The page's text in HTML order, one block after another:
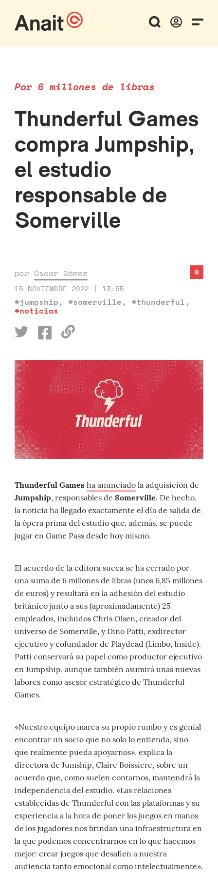
Por 6 millones de libras
Thunderful Games
compra Jumpship,
el estudio
responsable de
Somerville
por Óscar Gómez
15 NOVIEMBRE 2022 | 13:55
#jumpship, #somerville, #thunderful,
#noticias
0
Thunderful Games ha anunciado la adquisición de
Jumpship, responsables de Somerville. De hecho,
la noticia ha llegado exactamente el día de salida de
la ópera prima del estudio que, además, se puede
jugar en Game Pass desde hoy mismo.
El acuerdo de la editora sueca se ha cerrado por
una suma de 6 millones de libras (unos 6,85 millones
de euros) y resultará en la adhesión del estudio
británico junto a sus (aproximadamente) 25
empleados, incluidos Chris Olsen, creador del
universo de Somerville, y Dino Patti, exdirector
ejecutivo y cofundador de Playdead (Limbo, Inside).
Patti conservará su papel como productor ejecutivo
en Jumpship, aunque también asumirá unas nuevas
labores como asesor estratégico de Thunderful
Games.
«Nuestro equipo marca su propio rumbo y es genial
encontrar un socio que no solo lo entienda, sino
que realmente pueda apoyarnos», explica la
directora de Jumship, Claire Boissiere, sobre un
acuerdo que, como suelen contarnos, mantendrá la
independencia del estudio. «Las relaciones
establecidas de Thunderful con las plataformas y su
experiencia a la hora de poner los juegos en manos
de los jugadores nos brindan una infraestructura en
la que podemos concentrarnos en lo que hacemos
mejor: crear juegos que desafíen a nuestra
audiencia tanto emocional como intelectualmente».